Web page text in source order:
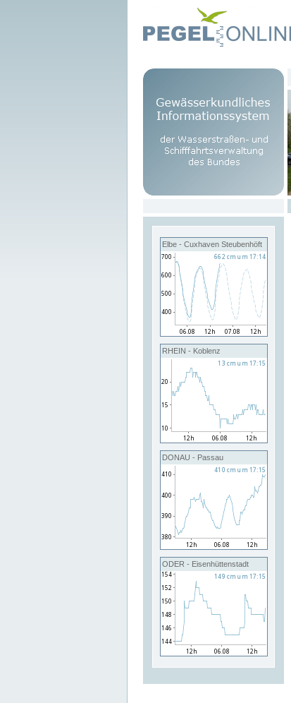
Elbe - Cuxhaven Steubenhöft
RHEIN - Koblenz
DONAU - Passau
ODER - Eisenhüttenstadt